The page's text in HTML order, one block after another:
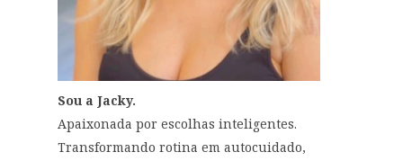
Sou a Jacky.
Apaixonada por escolhas inteligentes.
Transformando rotina em autocuidado,